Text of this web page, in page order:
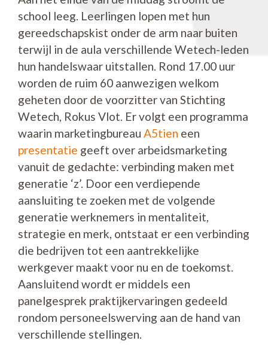
school leeg. Leerlingen lopen met hun
gereedschapskist onder de arm naar buiten
terwijl in de aula verschillende Wetech-leden
hun handelswaar uitstallen. Rond 17.00 uur
worden de ruim 60 aanwezigen welkom
geheten door de voorzitter van Stichting
Wetech, Rokus Vlot. Er volgt een programma
waarin marketingbureau A5tien een
presentatie geeft over arbeidsmarketing
vanuit de gedachte: verbinding maken met
generatie ‘z’. Door een verdiepende
aansluiting te zoeken met de volgende
generatie werknemers in mentaliteit,
strategie en merk, ontstaat er een verbinding
die bedrijven tot een aantrekkelijke
werkgever maakt voor nu en de toekomst.
Aansluitend wordt er middels een
panelgesprek praktijkervaringen gedeeld
rondom personeelswerving aan de hand van
verschillende stellingen.